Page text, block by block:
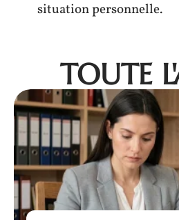
situation personnelle.
TOUTE